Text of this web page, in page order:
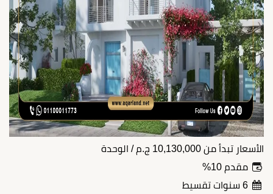
الأسعار تبدأ من 10,130,000 ج.م / الوحدة
مقدم 10%
6 سنوات تقسيط